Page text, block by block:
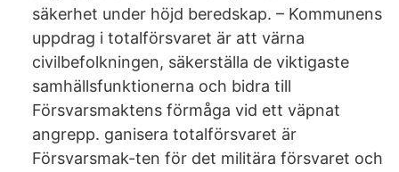
säkerhet under höjd beredskap. – Kommunens
uppdrag i totalförsvaret är att värna
civilbefolkningen, säkerställa de viktigaste
samhällsfunktionerna och bidra till
Försvarsmaktens förmåga vid ett väpnat
angrepp. ganisera totalförsvaret är
Försvarsmak-ten för det militära försvaret och